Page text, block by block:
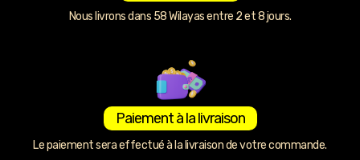
Nous livrons dans 58 Wilayas entre 2 et 8 jours.
Paiement à la livraison
Le paiement sera effectué à la livraison de votre commande.